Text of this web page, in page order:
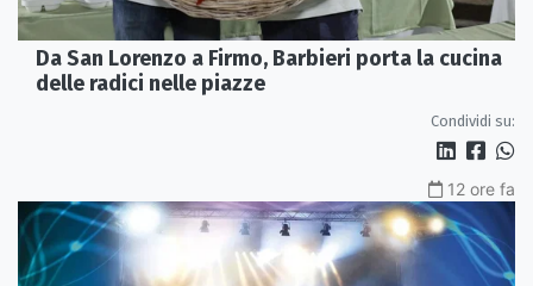
Da San Lorenzo a Firmo, Barbieri porta la cucina
delle radici nelle piazze
Condividi su:
12 ore fa